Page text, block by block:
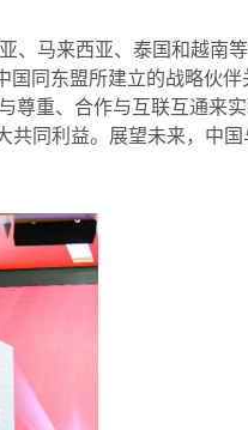
、马来西亚、泰国和越南
同东盟所建立的战略伙伴
尊重、合作与互联互通来
共同利益。展望未来，中国